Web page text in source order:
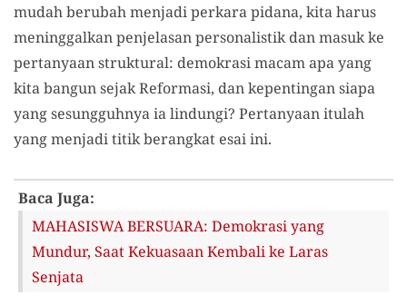
mudah berubah menjadi perkara pidana, kita harus
meninggalkan penjelasan personalistik dan masuk ke
pertanyaan struktural: demokrasi macam apa yang
kita bangun sejak Reformasi, dan kepentingan siapa
yang sesungguhnya ia lindungi? Pertanyaan itulah
yang menjadi titik berangkat esai ini.
Baca Juga:
MAHASISWA BERSUARA: Demokrasi yang
Mundur, Saat Kekuasaan Kembali ke Laras
Senjata